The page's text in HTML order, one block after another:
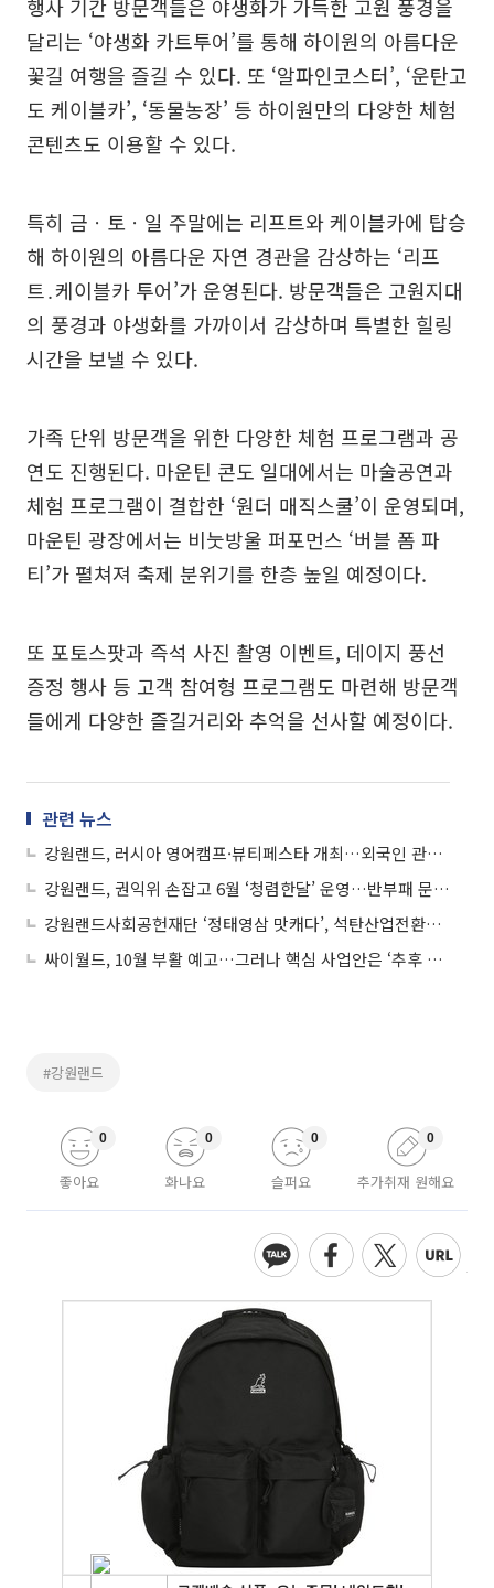
행사 기간 방문객들은 야생화가 가득한 고원 풍경을
달리는 ‘야생화 카트투어’를 통해 하이원의 아름다운
꽃길 여행을 즐길 수 있다. 또 ‘알파인코스터’, ‘운탄고
도 케이블카’, ‘동물농장’ 등 하이원만의 다양한 체험
콘텐츠도 이용할 수 있다.
특히 금ㆍ토ㆍ일 주말에는 리프트와 케이블카에 탑승
해 하이원의 아름다운 자연 경관을 감상하는 ‘리프
트․케이블카 투어’가 운영된다. 방문객들은 고원지대
의 풍경과 야생화를 가까이서 감상하며 특별한 힐링
시간을 보낼 수 있다.
가족 단위 방문객을 위한 다양한 체험 프로그램과 공
연도 진행된다. 마운틴 콘도 일대에서는 마술공연과
체험 프로그램이 결합한 ‘원더 매직스쿨’이 운영되며,
마운틴 광장에서는 비눗방울 퍼포먼스 ‘버블 폼 파
티’가 펼쳐져 축제 분위기를 한층 높일 예정이다.
또 포토스팟과 즉석 사진 촬영 이벤트, 데이지 풍선
증정 행사 등 고객 참여형 프로그램도 마련해 방문객
들에게 다양한 즐길거리와 추억을 선사할 예정이다.
관련 뉴스
강원랜드, 러시아 영어캠프·뷰티페스타 개최…외국인 관광객 유치 확대
강원랜드, 권익위 손잡고 6월 ‘청렴한달’ 운영…반부패 문화 확산 고삐
강원랜드사회공헌재단 ‘정태영삼 맛캐다’, 석탄산업전환지역에 음식 나눔 활동 전개
싸이월드, 10월 부활 예고…그러나 핵심 사업안은 ‘추후 공개’
#강원랜드
좋아요
0
화나요
0
슬퍼요
0
추가취재 원해요
0